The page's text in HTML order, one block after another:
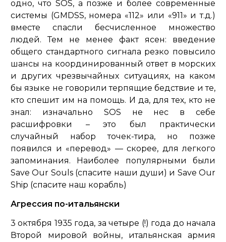
одно, что SOS, а позже и более современные
системы (GMDSS, номера «112» или «911» и т.д.)
вместе спасли бесчисленное множество
людей. Тем не менее факт ясен: введение
общего стандартного сигнала резко повысило
шансы на координированный ответ в морских
и других чрезвычайных ситуациях, на каком
бы языке не говорили терпящие бедствие и те,
кто спешит им на помощь. И да, для тех, кто не
знал: изначально SOS не нес в себе
расшифровки – это был практически
случайный набор точек-тира, но позже
появился и «перевод» — скорее, для легкого
запоминания. Наиболее популярными были
Save Our Souls (спасите наши души) и Save Our
Ship (спасите наш корабль)
Агрессия по-итальянски
3 октября 1935 года, за четыре (!) года до начала
Второй мировой войны, итальянская армия